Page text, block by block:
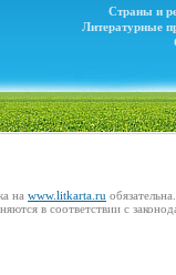
Страны и
Литературные
на www.litkarta.ru обязательна.
в соответствии с